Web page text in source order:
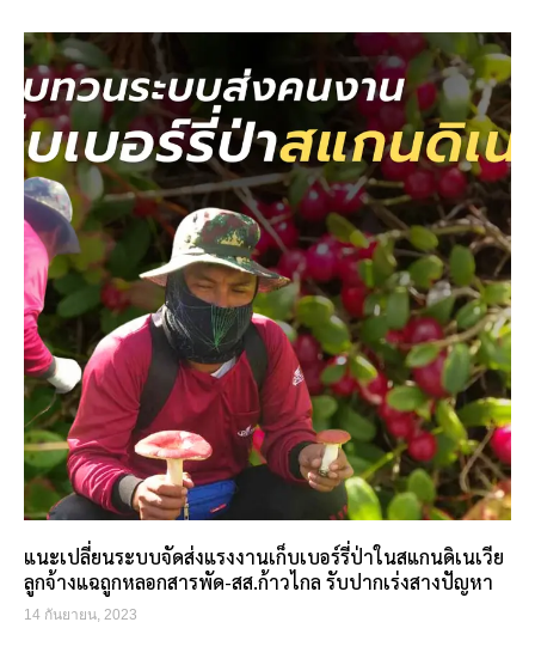
แนะเปลี่ยนระบบจัดส่งแรงงานเก็บเบอร์รี่ป่าในสแกนดิเนเวีย
ลูกจ้างแฉถูกหลอกสารพัด-สส.ก้าวไกล รับปากเร่งสางปัญหา
14 กันยายน, 2023